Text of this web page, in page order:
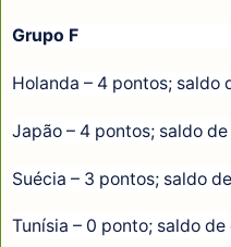
Grupo F
Holanda – 4 pontos; saldo
Japão – 4 pontos; saldo
Suécia – 3 pontos; saldo
Tunísia – 0 ponto; saldo de